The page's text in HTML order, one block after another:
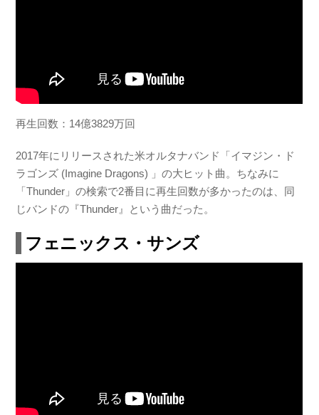
再生回数：14億3829万回
2017年にリリースされた米オルタナバンド「イマジン・ド
ラゴンズ (Imagine Dragons) 」の大ヒット曲。ちなみに
「Thunder」の検索で2番目に再生回数が多かったのは、同
じバンドの『Thunder』という曲だった。
フェニックス・サンズ